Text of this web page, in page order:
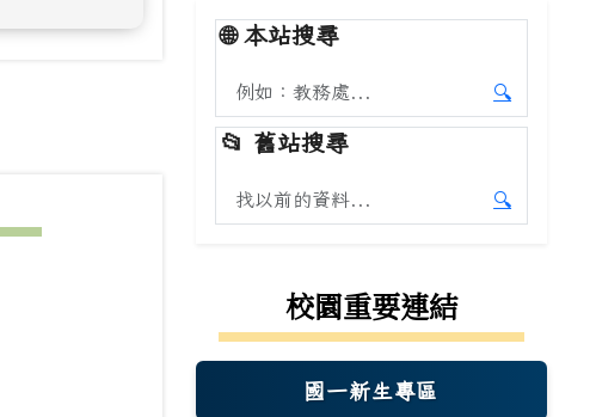
🌐本站搜尋
搜尋本站內容
🔍
開始本站
📂 舊站搜尋
搜尋舊站內容
🔍
開始舊站
校園重要連結
國一新生專區
(另開新視窗)